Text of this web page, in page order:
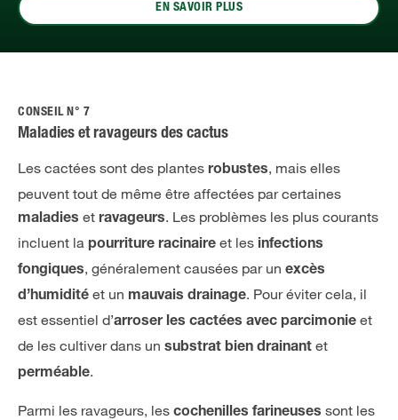
EN SAVOIR PLUS
CONSEIL N° 7
Maladies et ravageurs des cactus
Les cactées sont des plantes robustes, mais elles
peuvent tout de même être affectées par certaines
maladies et ravageurs. Les problèmes les plus courants
incluent la pourriture racinaire et les infections
fongiques, généralement causées par un excès
d’humidité et un mauvais drainage. Pour éviter cela, il
est essentiel d’arroser les cactées avec parcimonie et
de les cultiver dans un substrat bien drainant et
perméable.
Parmi les ravageurs, les cochenilles farineuses sont les